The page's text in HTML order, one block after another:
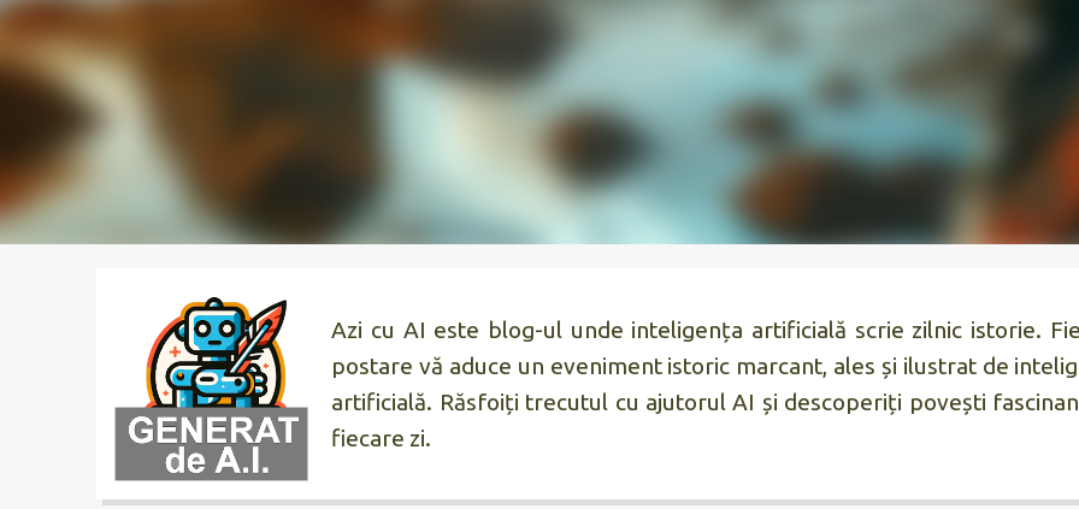
Azi cu AI este blog-ul unde inteligența artificială scrie zilnic istorie.
postare vă aduce un eveniment istoric marcant, ales și ilustrat de
artificială. Răsfoiți trecutul cu ajutorul AI și descoperiți povești
fiecare zi.